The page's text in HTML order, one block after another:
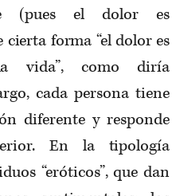
(pues el dolor es
forma “el dolor es
vida”, como diría
cada persona tiene
diferente y responde
En la tipología
“eróticos”, que dan